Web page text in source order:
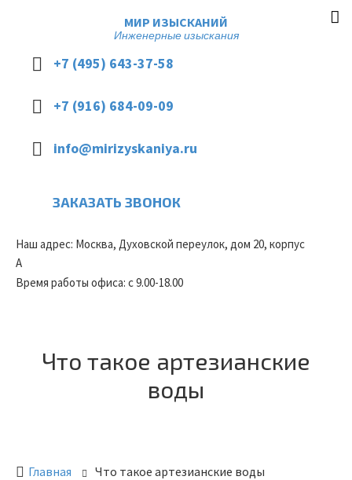
МИР ИЗЫСКАНИЙ
Инженерные изыскания
+7 (495) 643-37-58
+7 (916) 684-09-09
info@mirizyskaniya.ru
ЗАКАЗАТЬ ЗВОНОК
Наш адрес: Москва, Духовской переулок, дом 20, корпус
А
Время работы офиса: с 9.00-18.00
Что такое артезианские
воды
Главная Что такое артезианские воды